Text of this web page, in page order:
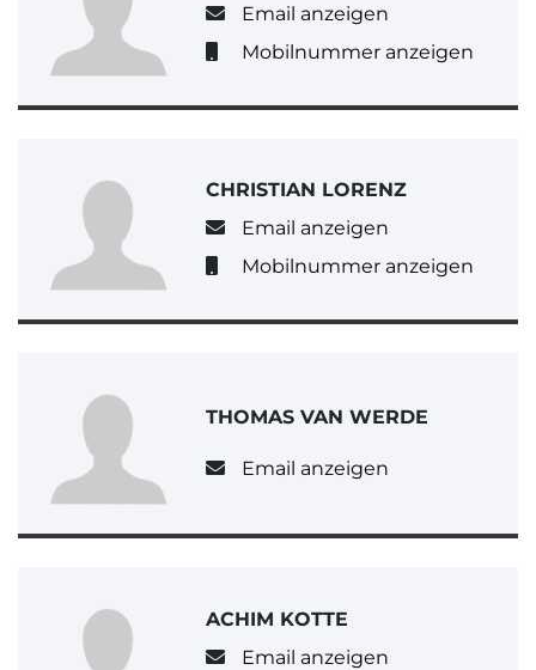
Email anzeigen
Mobilnummer anzeigen
CHRISTIAN LORENZ
Email anzeigen
Mobilnummer anzeigen
THOMAS VAN WERDE
Email anzeigen
ACHIM KOTTE
Email anzeigen